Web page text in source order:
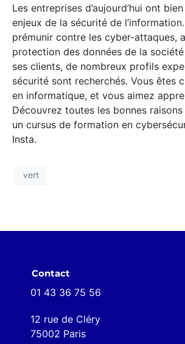
Les entreprises d’aujourd’hui ont
enjeux de la sécurité de
prémunir contre les cyber-attaques,
protection des données de la
ses clients, de nombreux profils
sécurité sont recherchés. Vous êtes
en informatique, et vous aimez
Découvrez toutes les bonnes raisons
un cursus de formation en
Insta.
vert
Contact
01 43 36 75 56
12 rue de Cléry
75002 Paris